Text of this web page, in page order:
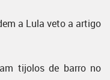
a Lula veto a artigo
tijolos de barro no